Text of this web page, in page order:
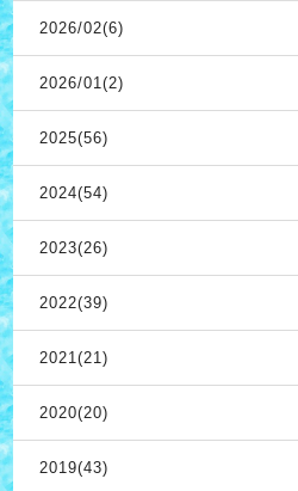
2026/02(6)
2026/01(2)
2025(56)
2024(54)
2023(26)
2022(39)
2021(21)
2020(20)
2019(43)